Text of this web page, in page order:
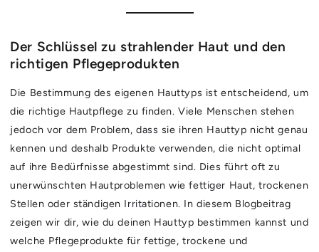
Der Schlüssel zu strahlender Haut und den
richtigen Pflegeprodukten
Die Bestimmung des eigenen Hauttyps ist entscheidend, um
die richtige Hautpflege zu finden. Viele Menschen stehen
jedoch vor dem Problem, dass sie ihren Hauttyp nicht genau
kennen und deshalb Produkte verwenden, die nicht optimal
auf ihre Bedürfnisse abgestimmt sind. Dies führt oft zu
unerwünschten Hautproblemen wie fettiger Haut, trockenen
Stellen oder ständigen Irritationen. In diesem Blogbeitrag
zeigen wir dir, wie du deinen Hauttyp bestimmen kannst und
welche Pflegeprodukte für fettige, trockene und